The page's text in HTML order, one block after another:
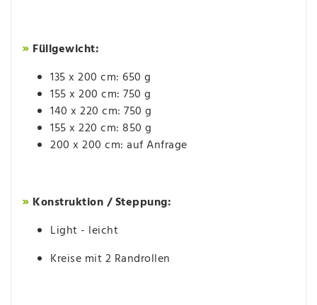
» Füllgewicht:
135 x 200 cm: 650 g
155 x 200 cm: 750 g
​140 x 220 cm: 750 g
155 x 220 cm: 850 g
200 x 200 cm: auf Anfrage
» Konstruktion / Steppung:
Light - leicht
Kreise mit 2 Randrollen